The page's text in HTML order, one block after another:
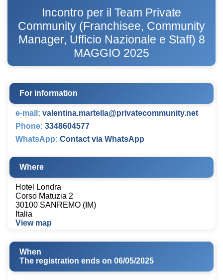
Incontro per il Team Private
Community (Franchisee, Community
Manager, Ufficio Nazionale e Staff) 8
MAGGIO 2025
For information
e-mail: valentina.martella@privatecommunity.net
Phone: 3348604577
WhatsApp: Contact via WhatsApp
Where
Hotel Londra
Corso Matuzia 2
30100 SANREMO (IM)
Italia
View map
When
The registration ends on 06/05/2025